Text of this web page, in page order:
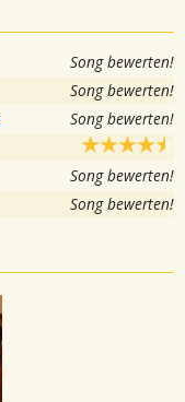
Song bewerten!
Song bewerten!
Song bewerten!
Song bewerten!
Song bewerten!